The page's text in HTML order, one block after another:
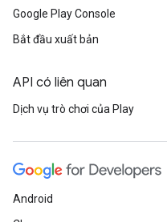
Google Play Console
Bắt đầu xuất bản
API có liên quan
Dịch vụ trò chơi của Play
Android